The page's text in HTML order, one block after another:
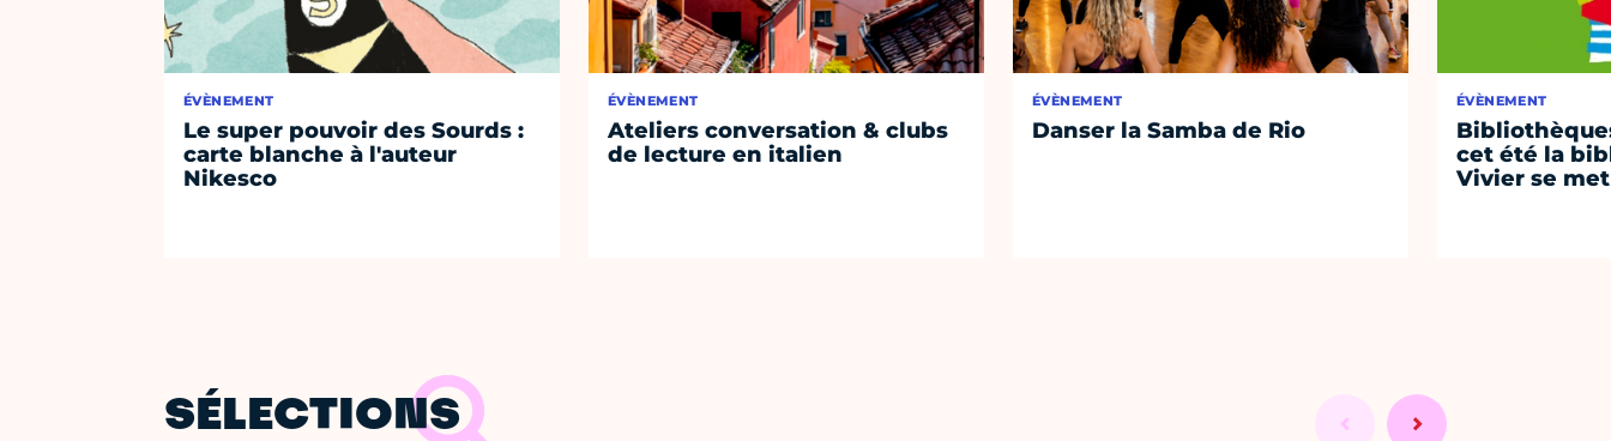
ÉVÈNEMENT
Le super pouvoir des Sourds :
carte blanche à l'auteur
Nikesco
ÉVÈNEMENT
Ateliers conversation & clubs
de lecture en italien
ÉVÈNEMENT
Danser la Samba de Rio
ÉVÈNEMENT
cet été la
Vivier se
SÉLECTIONS